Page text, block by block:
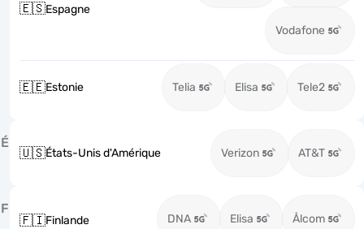
🇪🇸Espagne
Vodafone
🇪🇪Estonie Telia Elisa Tele2
É
🇺🇸États-Unis d'Amérique Verizon AT&T
F
🇫🇮Finlande DNA Elisa Ålcom